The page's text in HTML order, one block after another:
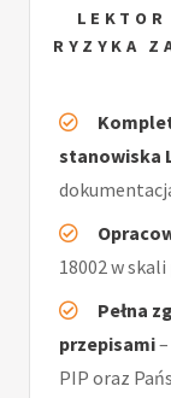
RYZYKA
stanowiska
18002 w
Pełna
przepisami
PIP oraz